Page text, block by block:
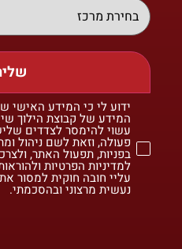
ידוע לי כי המידע האישי
המידע של קבוצת הילוך
עשוי להימסר לצדדים
פעולה, וזאת לשם ניהול
בפניות, תפעול האתר,
למדיניות הפרטיות
עליי חובה חוקית למסור
נעשית מרצוני ובהסכמתי.